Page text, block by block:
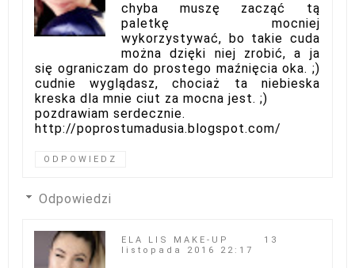
chyba muszę zacząć tą
paletkę mocniej
wykorzystywać, bo takie cuda
można dzięki niej zrobić, a ja
się ograniczam do prostego maźnięcia oka. ;)
cudnie wyglądasz, chociaż ta niebieska
kreska dla mnie ciut za mocna jest. ;)
pozdrawiam serdecznie.
http://poprostumadusia.blogspot.com/
ODPOWIEDZ
Odpowiedzi
ELA LIS MAKE-UP
13
listopada 2016 22:17